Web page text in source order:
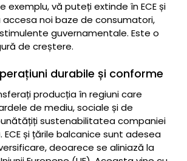
exemplu, vă puteți extinde în ECE și
accesa noi baze de consumatori,
guvernamentale. Este o
de creștere.
durabile și conforme
producția în regiuni care
de mediu, sociale și de
sustenabilitatea companiei
și țările balcanice sunt adesea
deoarece se aliniază la